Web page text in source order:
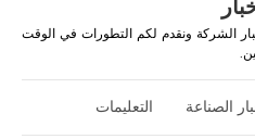
الشركة ونقدم لكم التطورات في الوقت
الصناعة التعليمات